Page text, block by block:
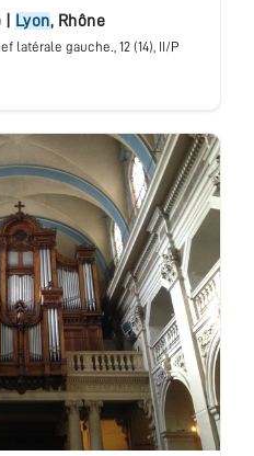
Lyon, Rhône
latérale gauche., 12 (14), II/P